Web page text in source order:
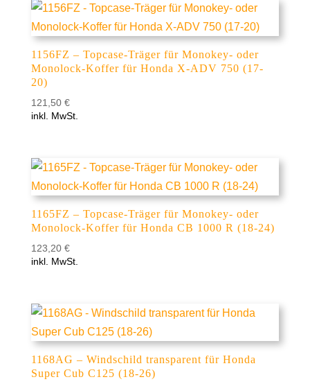
1156FZ – Topcase-Träger für Monokey- oder
Monolock-Koffer für Honda X-ADV 750 (17-
20)
121,50 €
inkl. MwSt.
1165FZ – Topcase-Träger für Monokey- oder
Monolock-Koffer für Honda CB 1000 R (18-24)
123,20 €
inkl. MwSt.
1168AG – Windschild transparent für Honda
Super Cub C125 (18-26)